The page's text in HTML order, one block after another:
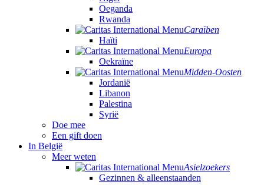
Oeganda
Rwanda
Caraïben
Haïti
Europa
Oekraïne
Midden-Oosten
Jordanië
Libanon
Palestina
Syrië
Doe mee
Een gift doen
In België
Meer weten
Asielzoekers
Gezinnen & alleenstaanden